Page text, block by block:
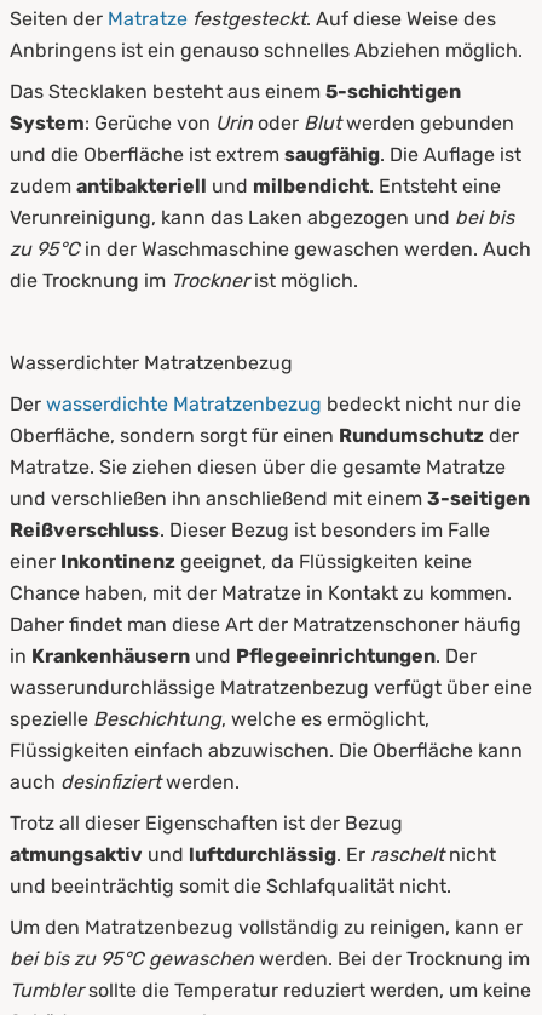
Seiten der Matratze festgesteckt. Auf diese Weise des
Anbringens ist ein genauso schnelles Abziehen möglich.
Das Stecklaken besteht aus einem 5-schichtigen
System: Gerüche von Urin oder Blutwerden gebunden
und die Oberfläche ist extrem saugfähig. Die Auflage ist
zudem antibakteriell und milbendicht. Entsteht eine
Verunreinigung, kann das Laken abgezogen und bei bis
zu 95°Cin der Waschmaschine gewaschen werden. Auch
die Trocknung im Trocknerist möglich.
Wasserdichter Matratzenbezug
Der wasserdichte Matratzenbezug bedeckt nicht nur die
Oberfläche, sondern sorgt für einen Rundumschutz der
Matratze. Sie ziehen diesen über die gesamte Matratze
und verschließen ihn anschließend mit einem 3-seitigen
Reißverschluss. Dieser Bezug ist besonders im Falle
einer Inkontinenz geeignet, da Flüssigkeiten keine
Chance haben, mit der Matratze in Kontakt zu kommen.
Daher findet man diese Art der Matratzenschoner häufig
in Krankenhäusern und Pflegeeinrichtungen. Der
wasserundurchlässige Matratzenbezug verfügt über eine
spezielle Beschichtung, welche es ermöglicht,
Flüssigkeiten einfach abzuwischen. Die Oberfläche kann
auch desinfiziertwerden.
Trotz all dieser Eigenschaften ist der Bezug
atmungsaktiv und luftdurchlässig. Er rascheltnicht
und beeinträchtig somit die Schlafqualität nicht.
Um den Matratzenbezug vollständig zu reinigen, kann er
bei bis zu 95°C gewaschen werden. Bei der Trocknung im
Tumblersollte die Temperatur reduziert werden, um keine